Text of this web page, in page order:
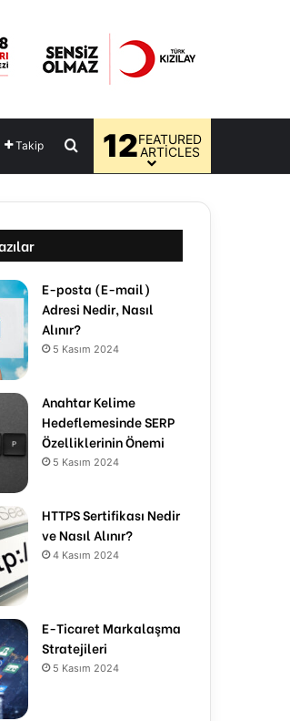
Takip Arama yap ...
12FEATURED
ARTICLES
E-posta (E-mail)
Adresi Nedir, Nasıl
Alınır?
5 Kasım 2024
Anahtar Kelime
Hedeflemesinde SERP
Özelliklerinin Önemi
5 Kasım 2024
HTTPS Sertifikası Nedir
ve Nasıl Alınır?
4 Kasım 2024
E-Ticaret Markalaşma
Stratejileri
5 Kasım 2024